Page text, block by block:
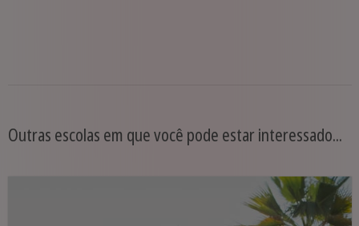
Outras escolas em que você pode estar interessado...